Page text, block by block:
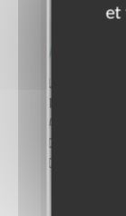
Lieu :
Association :
Date :
et